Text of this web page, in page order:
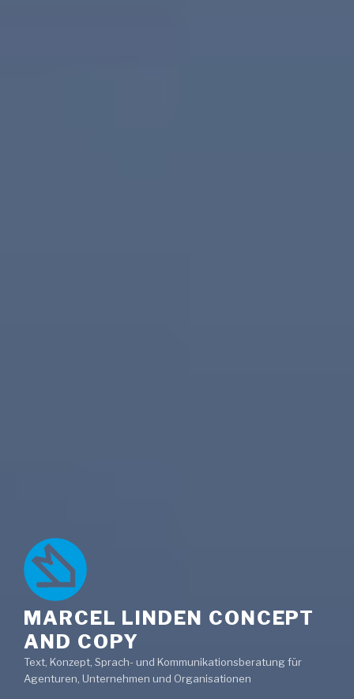
MARCEL LINDEN CONCEPT
AND COPY
Text, Konzept, Sprach- und Kommunikationsberatung für
Agenturen, Unternehmen und Organisationen